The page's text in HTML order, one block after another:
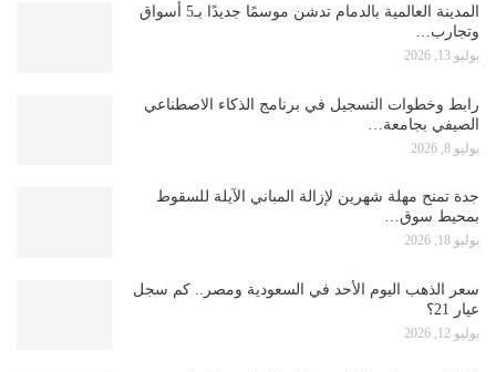
المدينة العالمية بالدمام تدشن موسمًا جديدًا بـ5 أسواق
وتجارب…
يوليو 13, 2026
رابط وخطوات التسجيل في برنامج الذكاء الاصطناعي
الصيفي بجامعة…
يوليو 8, 2026
جدة تمنح مهلة شهرين لإزالة المباني الآيلة للسقوط
بمحيط سوق…
يوليو 18, 2026
سعر الذهب اليوم الأحد في السعودية ومصر.. كم سجل
عيار 21؟
يوليو 12, 2026